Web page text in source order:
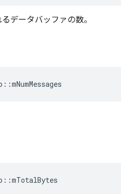
データバッファの数。
::mNumMessages
::mTotalBytes